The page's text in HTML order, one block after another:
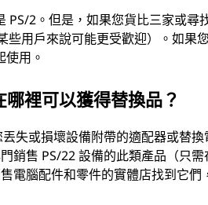
PS/2。但是，如果您貨比三家或尋
用戶來說可能更受歡迎）。如果
用。
裡可以獲得替換品？
失或損壞設備附帶的適配器或替
銷售 PS/22 設備的此類產品（只
電腦配件和零件的實體店找到它們